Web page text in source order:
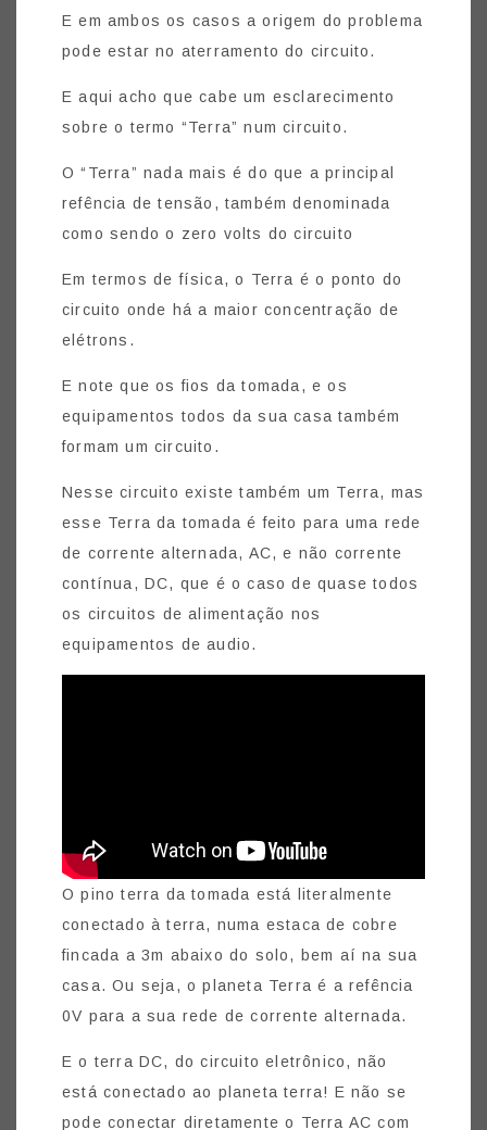
E em ambos os casos a origem do problema
pode estar no aterramento do circuito.
E aqui acho que cabe um esclarecimento
sobre o termo “Terra” num circuito.
O “Terra” nada mais é do que a principal
refência de tensão, também denominada
como sendo o zero volts do circuito
Em termos de física, o Terra é o ponto do
circuito onde há a maior concentração de
elétrons.
E note que os fios da tomada, e os
equipamentos todos da sua casa também
formam um circuito.
Nesse circuito existe também um Terra, mas
esse Terra da tomada é feito para uma rede
de corrente alternada, AC, e não corrente
contínua, DC, que é o caso de quase todos
os circuitos de alimentação nos
equipamentos de audio.
O pino terra da tomada está literalmente
conectado à terra, numa estaca de cobre
fincada a 3m abaixo do solo, bem aí na sua
casa. Ou seja, o planeta Terra é a refência
0V para a sua rede de corrente alternada.
E o terra DC, do circuito eletrônico, não
está conectado ao planeta terra! E não se
pode conectar diretamente o Terra AC com